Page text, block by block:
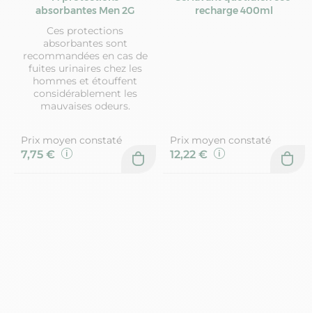
absorbantes Men 2G
Ces protections
absorbantes sont
recommandées en cas de
fuites urinaires chez les
hommes et étouffent
considérablement les
mauvaises odeurs.
Prix moyen constaté
7,75 €
recharge 400ml
Prix moyen constaté
12,22 €